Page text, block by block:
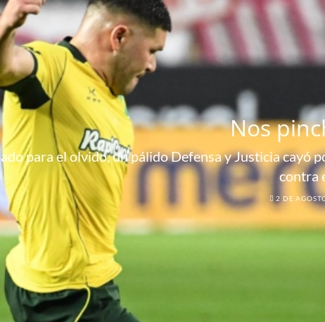
Nos
para el olvido, un pálido Defensa y Justicia cayó
contra
2 DE